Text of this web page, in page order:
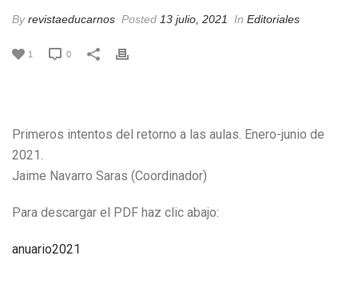
Byrevistaeducarnos Posted 13 julio, 2021 In Editoriales
1 0
Primeros intentos del retorno a las aulas. Enero-junio de
2021.
Jaime Navarro Saras (Coordinador)
Para descargar el PDF haz clic abajo:
anuario2021